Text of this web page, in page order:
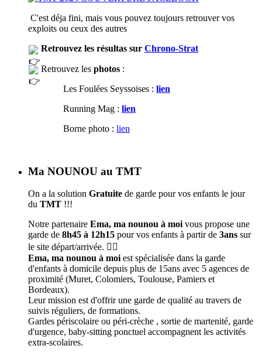
C'est déja fini, mais vous pouvez toujours retrouver vos
exploits ou ceux des autres
Retrouvez les résultas sur Chrono-Strat
Retrouvez les photos :
Les Foulées Seyssoises : lien
Running Mag : lien
Borne photo : lien
Ma NOUNOU au TMT
On a la solution Gratuite de garde pour vos enfants le jour
du TMT !!!
Notre partenaire Ema, ma nounou à moivous propose une
garde de 8h45 à 12h15 pour vos enfants à partir de 3ans sur
le site départ/arrivée. 🦹‍♀️
Ema, ma nounou à moiest spécialisée dans la garde
d'enfants à domicile depuis plus de 15ans avec 5 agences de
proximité (Muret, Colomiers, Toulouse, Pamiers et
Bordeaux).
Leur mission est d'offrir une garde de qualité au travers de
suivis réguliers, de formations.
Gardes périscolaire ou péri-crèche , sortie de martenité, garde
d'urgence, baby-sitting ponctuel accompagnent les activités
extra-scolaires.